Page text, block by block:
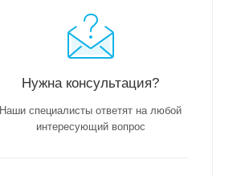
Нужна консультация?
Наши специалисты ответят на любой
интересующий вопрос